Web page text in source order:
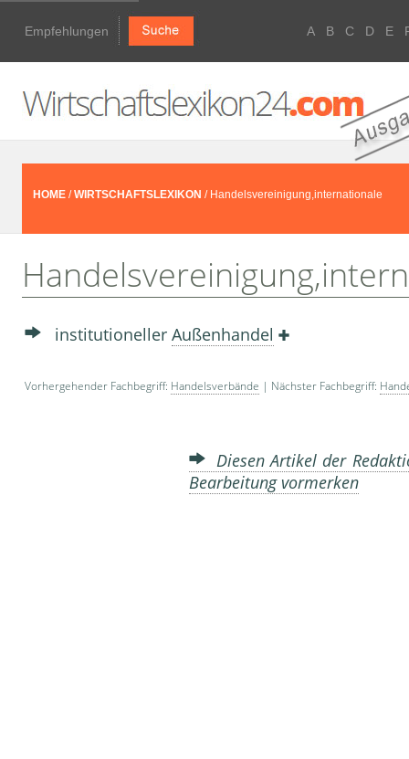
Empfehlungen A B C D E
HOME /WIRTSCHAFTSLEXIKON / Handelsvereinigung,internationale
insti­tutioneller Außenhandel
Vorhergehender Fachbegriff: Handelsverbände | Nächster Fachbegriff:
Diesen Artikel der
Bearbeitung vormerken